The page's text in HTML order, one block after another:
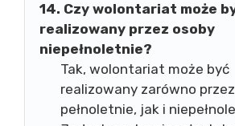
14. Czy wolontariat może
realizowany przez osoby
niepełnoletnie?
Tak, wolontariat może być
realizowany zarówno
pełnoletnie, jak i